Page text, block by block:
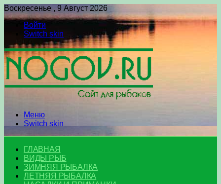
Воскресенье , 9 Август 2026
Войти
Switch skin
Меню
Switch skin
ГЛАВНАЯ
ВИДЫ РЫБ
ЗИМНЯЯ РЫБАЛКА
ЛЕТНЯЯ РЫБАЛКА